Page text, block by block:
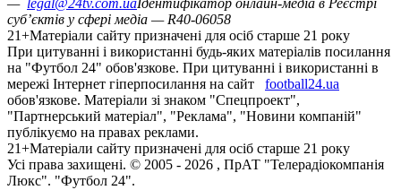
— legal@24tv.com.uaІдентифікатор онлайн-медіа в Реєстрі
суб’єктів у сфері медіа — R40-06058
21+Матеріали сайту призначені для осіб старше 21 року
При цитуванні і використанні будь-яких матеріалів посилання
на "Футбол 24" обов'язкове. При цитуванні і використанні в
мережі Інтернет гіперпосилання на сайт
football24.ua
обов'язкове. Матеріали зі знаком "Спецпроект",
"Партнерський матеріал", "Реклама", "Новини компаній"
публікуємо на правах реклами.
21+Матеріали сайту призначені для осіб старше 21 року
Усi права захищенi. © 2005 - 2026 , ПрАТ "Телерадіокомпанія
Люкс". "Футбол 24".